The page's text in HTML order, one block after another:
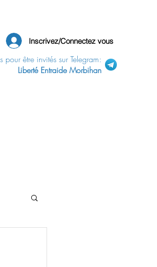
Inscrivez/Connectez vous
pour être invités sur Telegram:
Liberté Entraide Morbihan